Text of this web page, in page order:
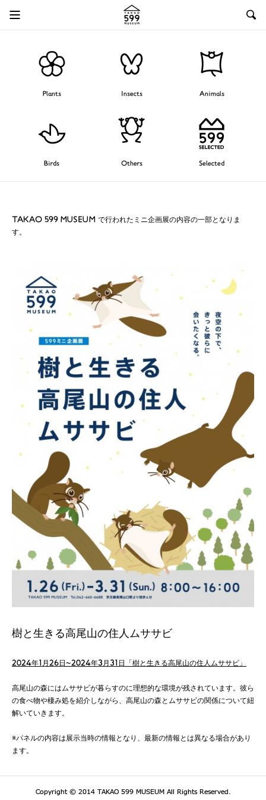
Plants Insects Animals
Birds Others Selected
TAKAO 599 MUSEUM で行われたミニ企画展の内容の一部となりま
す。
樹と生きる高尾山の住人ムササビ
2024年1月26日~2024年3月31日「樹と生きる高尾山の住人ムササビ」
高尾山の森にはムササビが暮らすのに理想的な環境が残されています。彼ら
の食べ物や棲み処を紹介しながら、高尾山の森とムササビの関係について紐
解いていきます。
※パネルの内容は展示当時の情報となり、最新の情報とは異なる場合があり
ます。